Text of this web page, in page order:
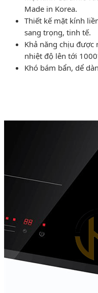
Made in Korea.
Thiết kế mặt kính
sang trọng, tinh tế.
Khả năng chịu
nhiệt độ lên tới
Khó bám bẩn, dể